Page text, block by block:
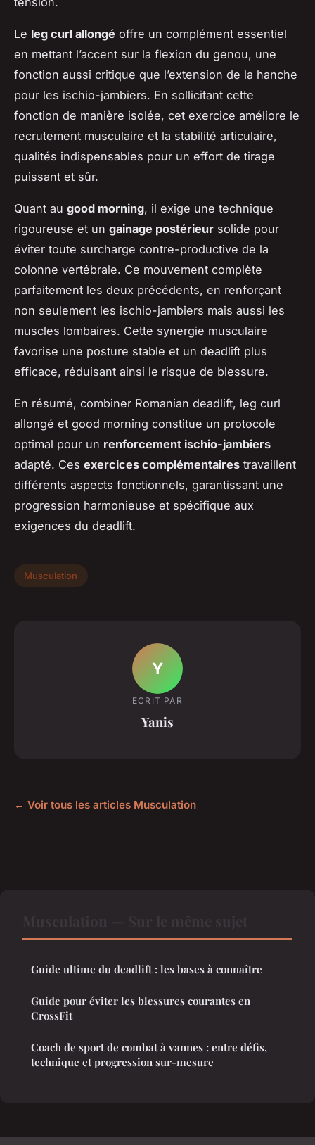
Le leg curl allongé offre un complément essentiel
en mettant l’accent sur la flexion du genou, une
fonction aussi critique que l’extension de la hanche
pour les ischio-jambiers. En sollicitant cette
fonction de manière isolée, cet exercice améliore le
recrutement musculaire et la stabilité articulaire,
qualités indispensables pour un effort de tirage
puissant et sûr.
Quant au good morning, il exige une technique
rigoureuse et un gainage postérieur solide pour
éviter toute surcharge contre-productive de la
colonne vertébrale. Ce mouvement complète
parfaitement les deux précédents, en renforçant
non seulement les ischio-jambiers mais aussi les
muscles lombaires. Cette synergie musculaire
favorise une posture stable et un deadlift plus
efficace, réduisant ainsi le risque de blessure.
En résumé, combiner Romanian deadlift, leg curl
allongé et good morning constitue un protocole
optimal pour un renforcement ischio-jambiers
adapté. Ces exercices complémentaires travaillent
différents aspects fonctionnels, garantissant une
progression harmonieuse et spécifique aux
exigences du deadlift.
Musculation
Y
ECRIT PAR
Yanis
← Voir tous les articles Musculation
Guide ultime du deadlift : les bases à connaître
Guide pour éviter les blessures courantes en
CrossFit
Coach de sport de combat à vannes : entre défis,
technique et progression sur-mesure